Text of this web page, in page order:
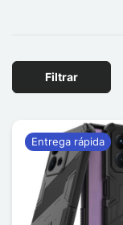
Filtrar
Entrega rápida